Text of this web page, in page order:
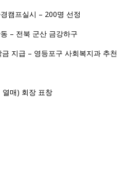
캠프실시 – 200명 선정
– 전북 군산 금강하구
지급 – 영등포구 사회복지과 추천
열매) 회장 표창